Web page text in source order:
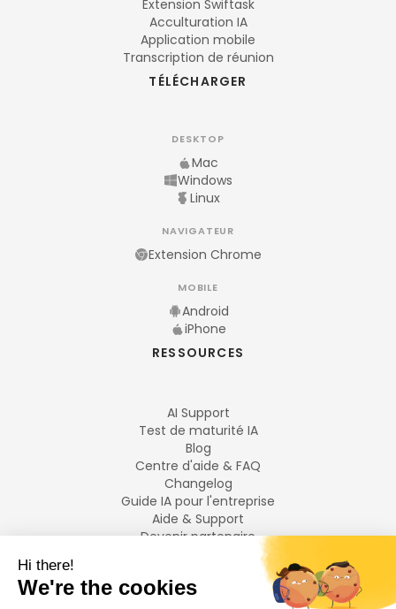
Extension Swiftask
Acculturation IA
Application mobile
Transcription de réunion
TÉLÉCHARGER
DESKTOP
Mac
Windows
Linux
NAVIGATEUR
Extension Chrome
MOBILE
Android
iPhone
RESSOURCES
AI Support
Test de maturité IA
Blog
Centre d'aide & FAQ
Changelog
Guide IA pour l'entreprise
Aide & Support
Devenir partenaire
LANGUES